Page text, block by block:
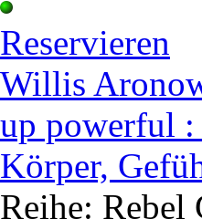
Reservieren
Willis
up powerful :
Körper,
Reihe: